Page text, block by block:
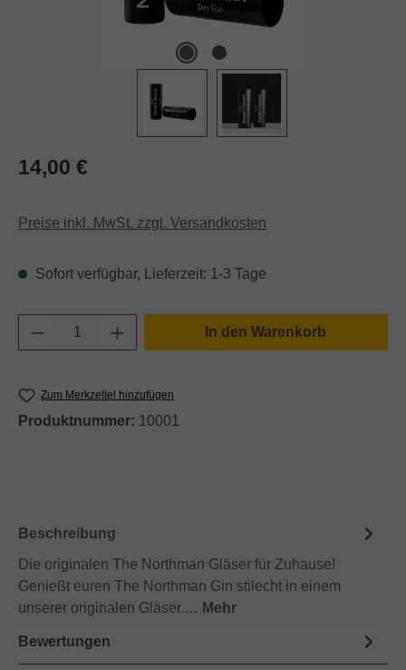
Regulärer Preis:
14,00 €
Preise inkl. MwSt. zzgl. Versandkosten
Sofort verfügbar, Lieferzeit: 1-3 Tage
Produkt Anzahl: Gib den gewünschten
In den Warenkorb
Zum Merkzettel hinzufügen
Produktnummer: 10001
Beschreibung
Die originalen The Northman Gläser für Zuhause!
Genießt euren The Northman Gin stilecht in einem
unserer originalen Gläser.… Mehr
Bewertungen